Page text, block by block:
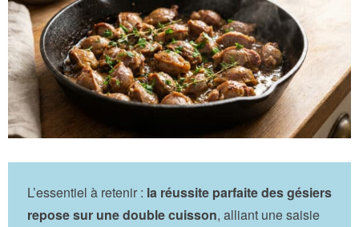
L’essentiel à retenir : la réussite parfaite des gésiers
repose sur une double cuisson, alliant une saisie